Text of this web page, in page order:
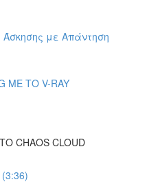
Άσκησης με Απάντηση
ΜΕ ΤΟ V-RAY
CHAOS CLOUD